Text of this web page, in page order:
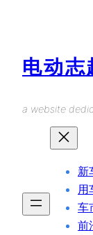
电动志
a website
新
用
车
前